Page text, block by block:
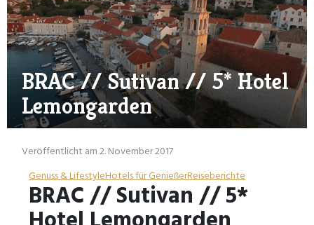
BRAC // Sutivan // 5* Hotel
Lemongarden
Veröffentlicht am 2. November 2017
Genuss & LifestyleHotels für GenießerReiseberichte
BRAC // Sutivan // 5*